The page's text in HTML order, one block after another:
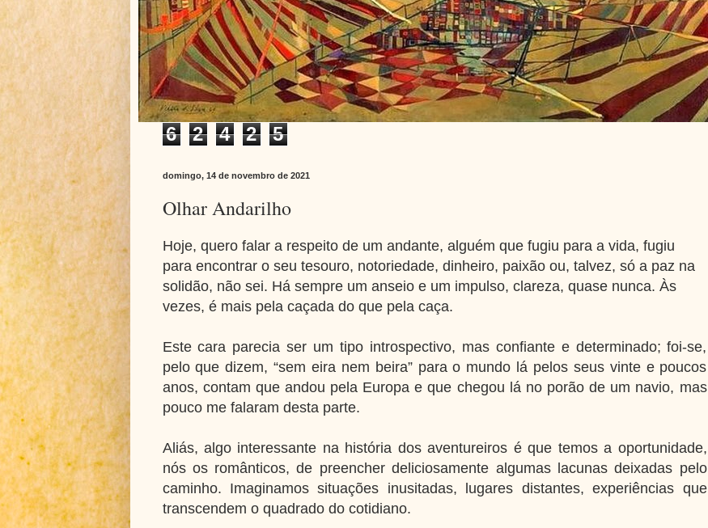
6 2 4 2 5
domingo, 14 de novembro de 2021
Olhar Andarilho
Hoje, quero falar a respeito de um andante, alguém que fugiu para a vida, fugiu
para encontrar o seu tesouro, notoriedade, dinheiro, paixão ou, talvez, só a paz na
solidão, não sei. Há sempre um anseio e um impulso, clareza, quase nunca. Às
vezes, é mais pela caçada do que pela caça.
Este cara parecia ser um tipo introspectivo, mas confiante e determinado; foi-se,
pelo que dizem, “sem eira nem beira” para o mundo lá pelos seus vinte e poucos
anos, contam que andou pela Europa e que chegou lá no porão de um navio, mas
pouco me falaram desta parte.
Aliás, algo interessante na história dos aventureiros é que temos a oportunidade,
nós os românticos, de preencher deliciosamente algumas lacunas deixadas pelo
caminho. Imaginamos situações inusitadas, lugares distantes, experiências que
transcendem o quadrado do cotidiano.